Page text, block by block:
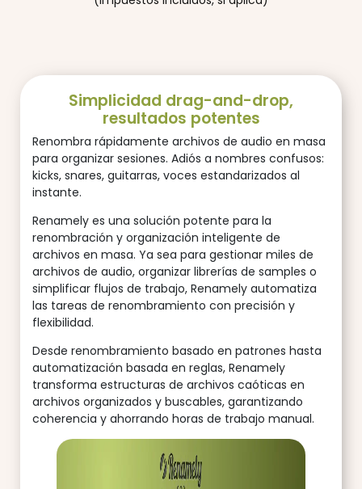
Simplicidad drag-and-drop,
resultados potentes
Renombra rápidamente archivos de audio en masa
para organizar sesiones. Adiós a nombres confusos:
kicks, snares, guitarras, voces estandarizados al
instante.
Renamely es una solución potente para la
renombración y organización inteligente de
archivos en masa. Ya sea para gestionar miles de
archivos de audio, organizar librerías de samples o
simplificar flujos de trabajo, Renamely automatiza
las tareas de renombramiento con precisión y
flexibilidad.
Desde renombramiento basado en patrones hasta
automatización basada en reglas, Renamely
transforma estructuras de archivos caóticas en
archivos organizados y buscables, garantizando
coherencia y ahorrando horas de trabajo manual.